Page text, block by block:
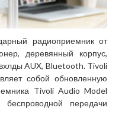
радиоприемник от
деревянный корпус,
AUX, Bluetooth. Tivoli
собой обновленную
Tivoli Audio Model
передачи